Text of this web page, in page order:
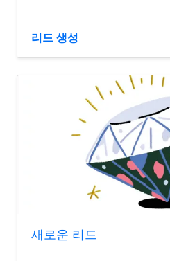
리드 생성
새로운 리드